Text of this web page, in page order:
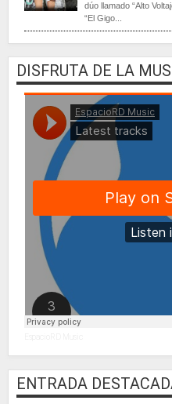
dúo llamado “Alto
“El Gigo...
DISFRUTA DE LA
ENTRADA